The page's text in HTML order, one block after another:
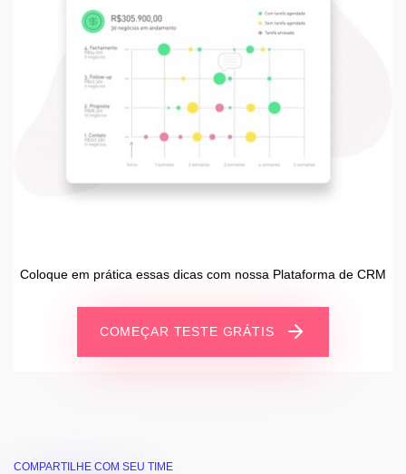
Coloque em prática essas dicas com nossa Plataforma de CRM
COMEÇAR TESTE GRÁTIS
COMPARTILHE COM SEU TIME